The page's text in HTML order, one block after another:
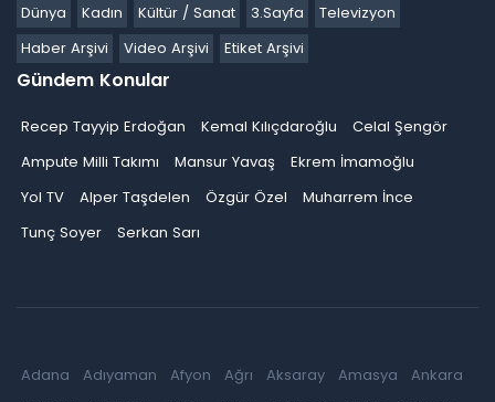
Dünya
Kadın Kültür / Sanat 3.Sayfa
Televizyon
Haber Arşivi
Video Arşivi Etiket Arşivi
Gündem Konular
Recep Tayyip Erdoğan Kemal Kılıçdaroğlu
Celal Şengör
Ampute Milli Takımı
Mansur Yavaş
Ekrem İmamoğlu
Yol TV
Alper Taşdelen Özgür Özel
Muharrem İnce
Tunç Soyer
Serkan Sarı
Adana Adıyaman Afyon Ağrı Aksaray Amasya
Ankara